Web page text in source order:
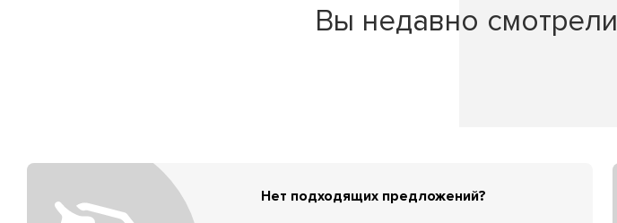
Вы недавно смотрели
Нет подходящих предложений?